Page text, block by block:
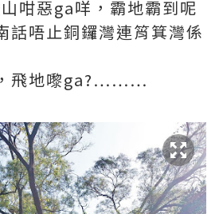
咁惡ga咩，霸地霸到呢
話唔止銅鑼灣連筲箕灣係
飛地嚟ga?………